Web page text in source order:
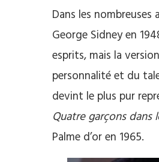
Dans les
George Sidney en
esprits, mais la
personnalité et du
devint le plus pur
Quatre garçons dans
Palme d’or en 1965.